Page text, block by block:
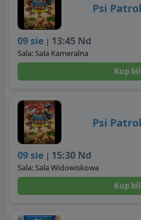
Psi
09 sie | 13:45 Nd
Sala: Sala Kameralna
Kup
Psi
09 sie | 15:30 Nd
Sala: Sala Widowiskowa
Kup